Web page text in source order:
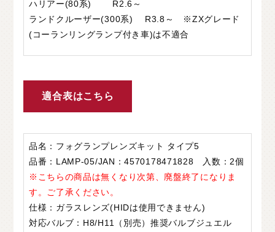
ハリアー(80系) R2.6～
ランドクルーザー(300系) R3.8～ ※ZXグレード
(コーランリングランプ付き車)は不適合
適合表はこちら
品名：フォグランプレンズキット タイプ5
品番：LAMP-05/JAN：4570178471828 入数：2個
※こちらの商品は無くなり次第、廃盤終了になりま
す。ご了承ください。
仕様：ガラスレンズ(HIDは使用できません)
対応バルブ：H8/H11（別売）推奨バルブジュエル